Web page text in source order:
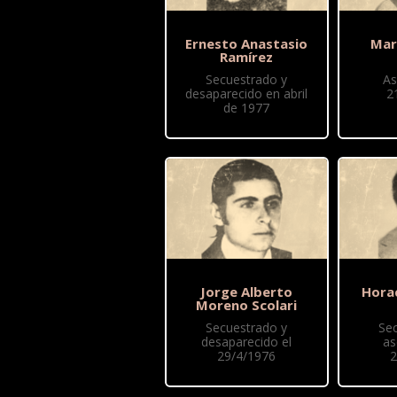
Ernesto Anastasio
Ramírez
Secuestrado y
desaparecido en abril
de 1977
Jorge Alberto
Moreno Scolari
Secuestrado y
desaparecido el
29/4/1976